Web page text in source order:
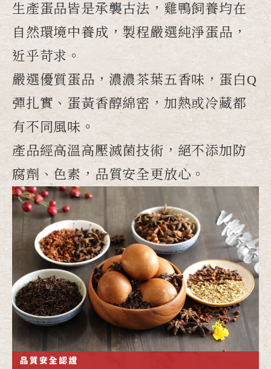
生產蛋品皆是承襲古法，雞鴨飼養均在
自然環境中養成，製程嚴選純淨蛋品，
近乎苛求。
嚴選優質蛋品，濃濃茶葉五香味，蛋白Q
彈扎實、蛋黃香醇綿密，加熱或冷藏都
有不同風味。
產品經高溫高壓滅菌技術，絕不添加防
腐劑、色素，品質安全更放心。